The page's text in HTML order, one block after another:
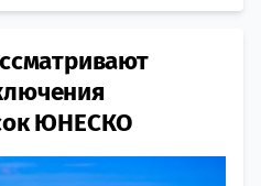
ЮНЕСКО